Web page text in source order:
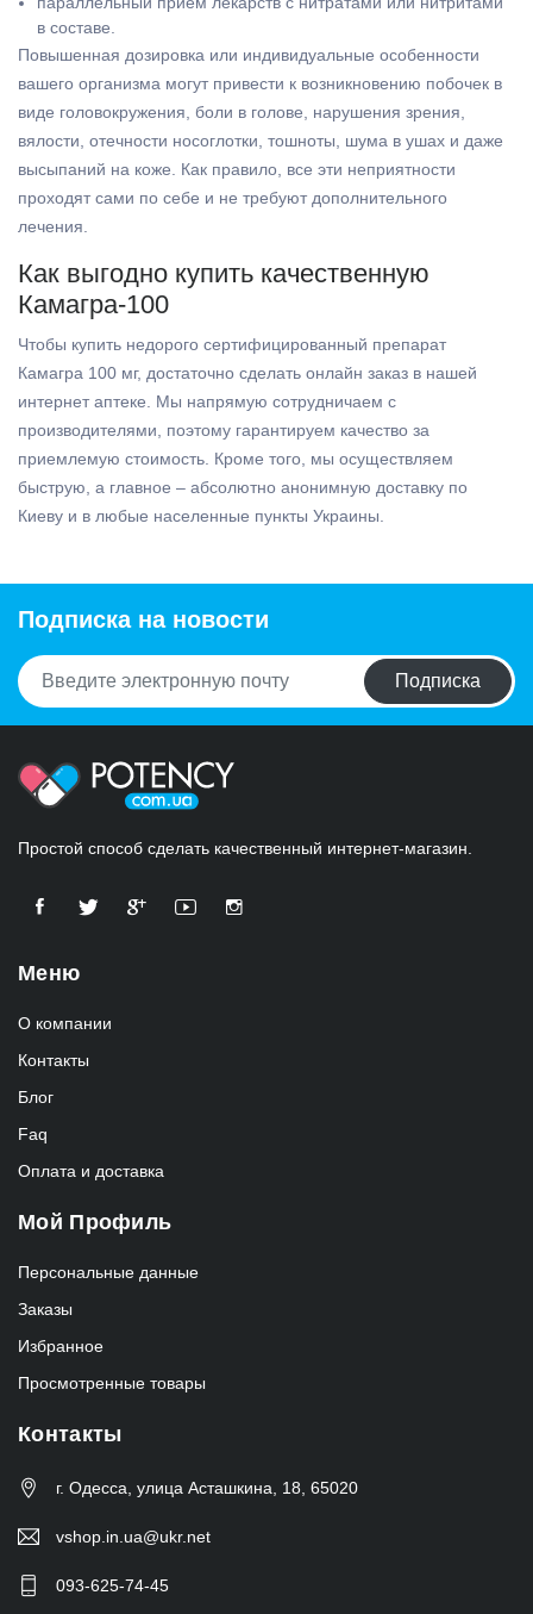
в составе.
Повышенная дозировка или индивидуальные особенности
вашего организма могут привести к возникновению побочек в
виде головокружения, боли в голове, нарушения зрения,
вялости, отечности носоглотки, тошноты, шума в ушах и даже
высыпаний на коже. Как правило, все эти неприятности
проходят сами по себе и не требуют дополнительного
лечения.
Как выгодно купить качественную
Камагра-100
Чтобы купить недорого сертифицированный препарат
Камагра 100 мг, достаточно сделать онлайн заказ в нашей
интернет аптеке. Мы напрямую сотрудничаем с
производителями, поэтому гарантируем качество за
приемлемую стоимость. Кроме того, мы осуществляем
быструю, а главное – абсолютно анонимную доставку по
Киеву и в любые населенные пункты Украины.
Подписка на новости
Подписка
Простой способ сделать качественный интернет-магазин.
Меню
О компании
Контакты
Блог
Faq
Оплата и доставка
Мой Профиль
Персональные данные
Заказы
Избранное
Просмотренные товары
Контакты
г. Одесса, улица Асташкина, 18, 65020
vshop.in.ua@ukr.net
093-625-74-45